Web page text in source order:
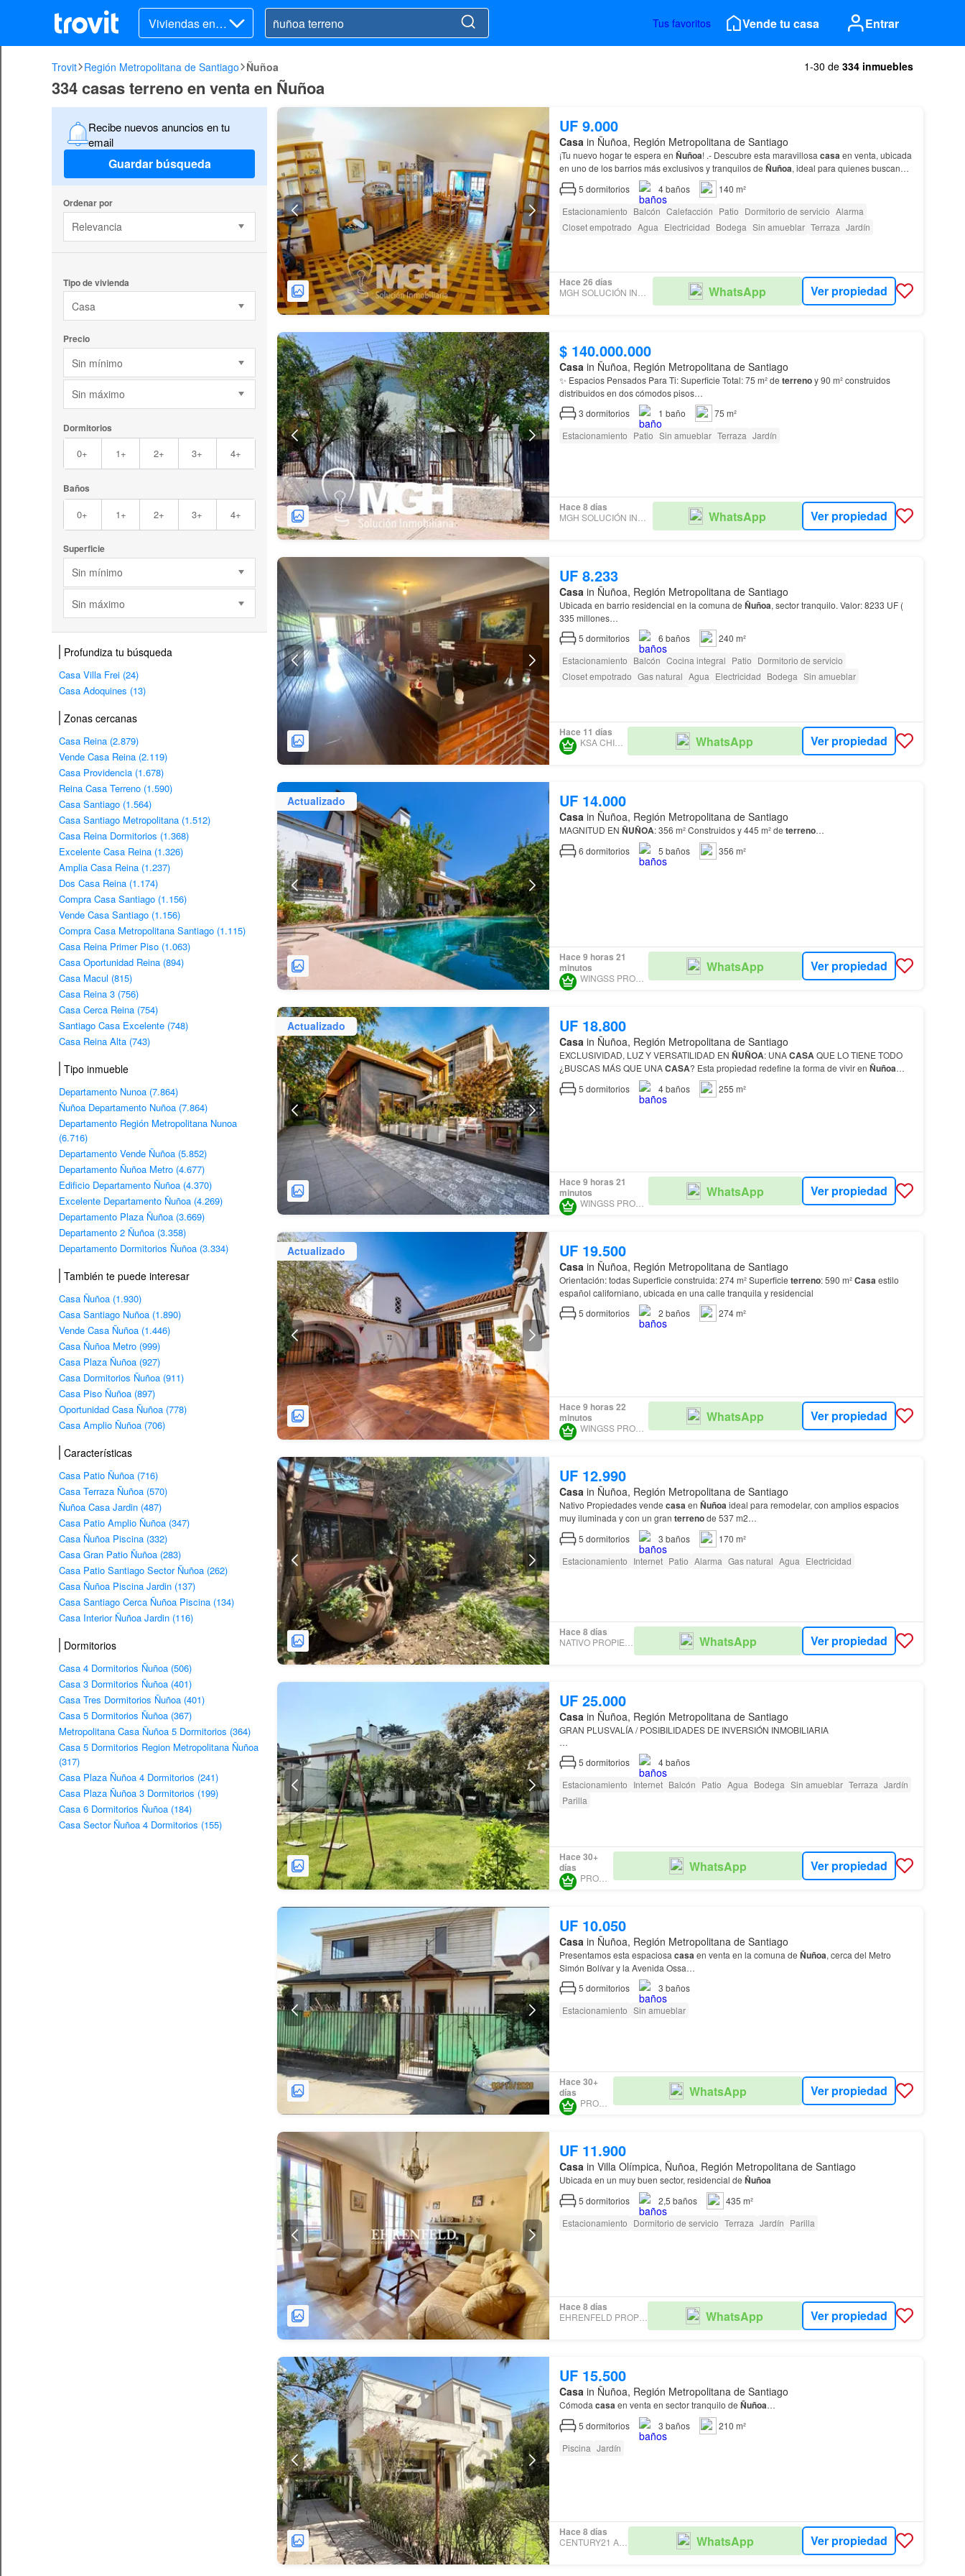
Viviendas en v
enta
Tus favoritos Vende tu casa Entrar
Trovit Región Metropolitana de Santiago Ñuñoa 1-30 de 334 inmuebles
334 casas terreno en venta en Ñuñoa
Recibe nuevos anuncios en tu
email
Guardar búsqueda
Ordenar por
Relevancia
Tipo de vivienda
Casa
Precio
Sin mínimo
Sin máximo
Dormitorios
0+ 1+ 2+ 3+ 4+
Baños
0+ 1+ 2+ 3+ 4+
Superficie
Sin mínimo
Sin máximo
Profundiza tu búsqueda
Casa Villa Frei (24)
Casa Adoquines (13)
Zonas cercanas
Casa Reina (2.879)
Vende Casa Reina (2.119)
Casa Providencia (1.678)
Reina Casa Terreno (1.590)
Casa Santiago (1.564)
Casa Santiago Metropolitana (1.512)
Casa Reina Dormitorios (1.368)
Excelente Casa Reina (1.326)
Amplia Casa Reina (1.237)
Dos Casa Reina (1.174)
Compra Casa Santiago (1.156)
Vende Casa Santiago (1.156)
Compra Casa Metropolitana Santiago (1.115)
Casa Reina Primer Piso (1.063)
Casa Oportunidad Reina (894)
Casa Macul (815)
Casa Reina 3 (756)
Casa Cerca Reina (754)
Santiago Casa Excelente (748)
Casa Reina Alta (743)
Tipo inmueble
Departamento Nunoa (7.864)
Ñuñoa Departamento Nuñoa (7.864)
Departamento Región Metropolitana Nunoa
(6.716)
Departamento Vende Ñuñoa (5.852)
Departamento Ñuñoa Metro (4.677)
Edificio Departamento Ñuñoa (4.370)
Excelente Departamento Ñuñoa (4.269)
Departamento Plaza Ñuñoa (3.669)
Departamento 2 Ñuñoa (3.358)
Departamento Dormitorios Ñuñoa (3.334)
También te puede interesar
Casa Ñuñoa (1.930)
Casa Santiago Nuñoa (1.890)
Vende Casa Ñuñoa (1.446)
Casa Ñuñoa Metro (999)
Casa Plaza Ñuñoa (927)
Casa Dormitorios Ñuñoa (911)
Casa Piso Ñuñoa (897)
Oportunidad Casa Ñuñoa (778)
Casa Amplio Ñuñoa (706)
Características
Casa Patio Ñuñoa (716)
Casa Terraza Ñuñoa (570)
Ñuñoa Casa Jardin (487)
Casa Patio Amplio Ñuñoa (347)
Casa Ñuñoa Piscina (332)
Casa Gran Patio Ñuñoa (283)
Casa Patio Santiago Sector Ñuñoa (262)
Casa Ñuñoa Piscina Jardin (137)
Casa Santiago Cerca Ñuñoa Piscina (134)
Casa Interior Ñuñoa Jardin (116)
Dormitorios
Casa 4 Dormitorios Ñuñoa (506)
Casa 3 Dormitorios Ñuñoa (401)
Casa Tres Dormitorios Ñuñoa (401)
Casa 5 Dormitorios Ñuñoa (367)
Metropolitana Casa Ñuñoa 5 Dormitorios (364)
Casa 5 Dormitorios Region Metropolitana Ñuñoa
(317)
Casa Plaza Ñuñoa 4 Dormitorios (241)
Casa Plaza Ñuñoa 3 Dormitorios (199)
Casa 6 Dormitorios Ñuñoa (184)
Casa Sector Ñuñoa 4 Dormitorios (155)
UF 9.000
Casain Ñuñoa, Región Metropolitana de Santiago
¡Tu nuevo hogar te espera en Ñuñoa! .- Descubre esta maravillosa casaen venta, ubicada
en uno de los barrios más exclusivos y tranquilos de Ñuñoa, ideal para quienes buscan
calidad de vida…
5 dormitorios 4baños
140 m²
Estacionamiento Balcón Calefacción Patio Dormitorio de servicio Alarma
Closet empotrado Agua Electricidad Bodega Sin amueblar Terraza Jardín
Hace 26 días
MGH SOLUCIÓN INMOBILIARIA WhatsApp Ver propiedad
$ 140.000.000
Casa in Ñuñoa, Región Metropolitana de Santiago
✨ Espacios Pensados Para Ti: Superficie Total: 75 m² de terrenoy 90 m² construidos
distribuidos en dos cómodos pisos…
3 dormitorios 1 baño
75 m²
Estacionamiento Patio Sin amueblar Terraza Jardín
Hace 8 días
MGH SOLUCIÓN INMOBILIARIA WhatsApp Ver propiedad
UF 8.233
Casa in Ñuñoa, Región Metropolitana de Santiago
Ubicada en barrio residencial en la comuna de Ñuñoa, sector tranquilo. Valor: 8233 UF (
335 millones…
5 dormitorios 6 baños
240 m²
Estacionamiento Balcón Cocina integral Patio Dormitorio de servicio
Closet empotrado Gas natural Agua Electricidad Bodega Sin amueblar
Hace 11 días
KSA CHILE SPA WhatsApp Ver propiedad
Actualizado UF 14.000
Casa in Ñuñoa, Región Metropolitana de Santiago
MAGNITUD EN ÑUÑOA: 356 m² Construidos y 445 m² de terreno…
6 dormitorios 5 baños 356 m²
Hace 9 horas 21
minutos
WINGSS PROPIEDADES
WhatsApp Ver propiedad
Actualizado UF 18.800
Casa in Ñuñoa, Región Metropolitana de Santiago
EXCLUSIVIDAD, LUZ Y VERSATILIDAD EN ÑUÑOA: UNACASAQUE LO TIENE TODO
¿BUSCAS MÁS QUE UNACASA? Esta propiedad redefine la forma de vivir en Ñuñoa…
5 dormitorios 4baños 255 m²
Hace 9 horas 21
minutos
WINGSS PROPIEDADES
WhatsApp Ver propiedad
Actualizado UF 19.500
Casa in Ñuñoa, Región Metropolitana de Santiago
Orientación: todas Superficie construida: 274 m² Superficie terreno: 590 m²Casaestilo
español californiano, ubicada en una calle tranquila y residencial
5 dormitorios 2 baños 274 m²
Hace 9 horas 22
minutos
WINGSS PROPIEDADES
WhatsApp Ver propiedad
UF 12.990
Casa in Ñuñoa, Región Metropolitana de Santiago
Nativo Propiedades vende casaen Ñuñoaideal para remodelar, con amplios espacios
muy iluminada y con un gran terrenode 537 m2…
5 dormitorios 3 baños
170 m²
Estacionamiento Internet Patio Alarma Gas natural Agua Electricidad
Hace 8 días
WhatsApp Ver propiedad
UF 25.000
Casa in Ñuñoa, Región Metropolitana de Santiago
GRAN PLUSVALÍA / POSIBILIDADES DE INVERSIÓN INMOBILIARIA
Espaciosa
de 5 dormitorios y 4 baños y varios ambientes en
apreciada
Estacasase destaca por su potencial para ser adaptada a…
5 dormitorios 4baños
Estacionamiento Internet Balcón Patio Agua Bodega Sin amueblar Terraza Jardín
Parilla
Hace 30+
días
PROURBE
WhatsApp Ver propiedad
UF 10.050
Casa in Ñuñoa, Región Metropolitana de Santiago
Presentamos esta espaciosa casaen venta en la comuna de Ñuñoa, cerca del Metro
Simón Bolívar y la Avenida Ossa…
5 dormitorios 3 baños
Estacionamiento Sin amueblar
Hace 30+
días
PROURBE
WhatsApp Ver propiedad
UF 11.900
Casa in Villa Olímpica, Ñuñoa, Región Metropolitana de Santiago
Ubicada en un muy buen sector, residencial de Ñuñoa
5 dormitorios 2,5 baños
435 m²
Estacionamiento Dormitorio de servicio Terraza Jardín Parilla
Hace 8 días
EHRENFELD PROPIEDADES WhatsApp Ver propiedad
UF 15.500
Casa in Ñuñoa, Región Metropolitana de Santiago
Cómoda casaen venta en sector tranquilo de Ñuñoa…
5 dormitorios 3 baños
210 m²
Piscina Jardín
Hace 8 días
CENTURY21 APRICA WhatsApp Ver propiedad